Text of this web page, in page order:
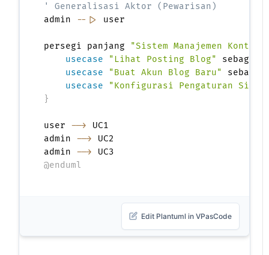
' Generalisasi Aktor (Pewarisan)
admin
--|> user
persegi panjang
"Sistem Manajemen Konten
usecase
"Lihat Posting Blog"
sebagai
usecase
"Buat Akun Blog Baru"
sebagai
usecase
"Konfigurasi Pengaturan
}
user -->
UC1
admin -->
UC2
admin -->
@enduml
Edit Plantuml in VPasCode